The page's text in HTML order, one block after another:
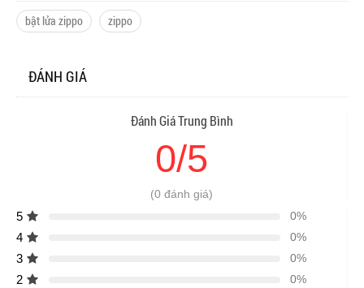
bật lửa zippo zippo
ĐÁNH GIÁ
Đánh Giá Trung Bình
0/5
(0 đánh giá)
5 0%
4 0%
3 0%
2 0%